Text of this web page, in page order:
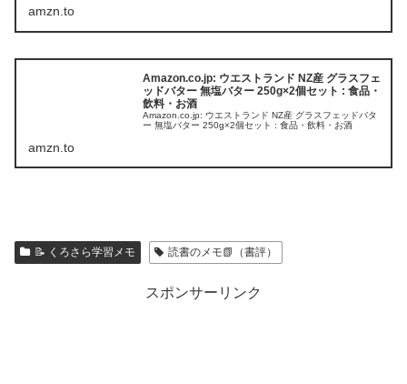
amzn.to
Amazon.co.jp: ウエストランド NZ産 グラスフェ
ッドバター 無塩バター 250g×2個セット : 食品・
飲料・お酒
Amazon.co.jp: ウエストランド NZ産 グラスフェッドバタ
ー 無塩バター 250g×2個セット : 食品・飲料・お酒
amzn.to
📝 くろさら学習メモ 読書のメモ📗（書評）
スポンサーリンク